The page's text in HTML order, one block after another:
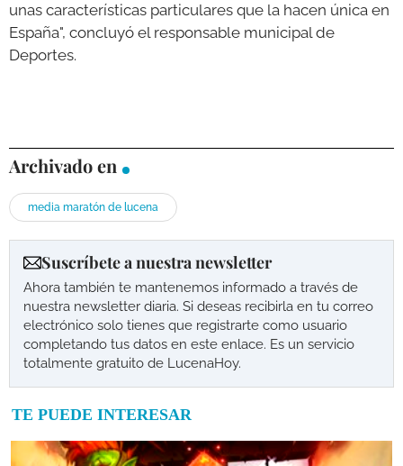
unas características particulares que la hacen única en
España", concluyó el responsable municipal de
Deportes.
Archivado en
media maratón de lucena
Suscríbete a nuestra newsletter
Ahora también te mantenemos informado a través de
nuestra newsletter diaria. Si deseas recibirla en tu correo
electrónico solo tienes que registrarte como usuario
completando tus datos en este enlace. Es un servicio
totalmente gratuito de LucenaHoy.
TE PUEDE INTERESAR